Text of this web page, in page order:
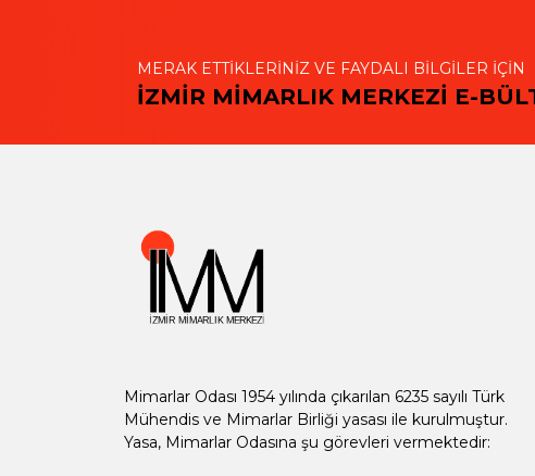
MERAK ETTİKLERİNİZ VE FAYDALI BİLGİLER İÇİN
İZMİR MİMARLIK MERKEZİ E-
Mimarlar Odası 1954 yılında çıkarılan 6235 sayılı Türk
Mühendis ve Mimarlar Birliği yasası ile kurulmuştur.
Yasa, Mimarlar Odasına şu görevleri vermektedir: